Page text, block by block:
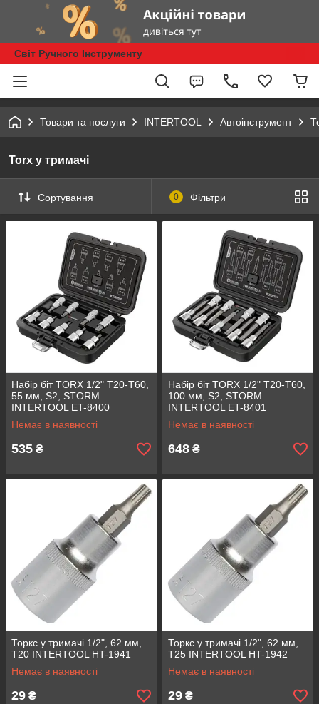
Світ Ручного Інструменту
Товари та послуги INTERTOOL Автоінструмент
Torx у тримачі
Сортування 0 Фільтри
Набір біт TORX 1/2" T20-T60,
55 мм, S2, STORM
INTERTOOL ET-8400
Немає в наявності
535 ₴
Набір біт TORX 1/2" T20-T60,
100 мм, S2, STORM
INTERTOOL ET-8401
Немає в наявності
648 ₴
Торкс у тримачі 1/2", 62 мм,
Т20 INTERTOOL HT-1941
Немає в наявності
29 ₴
Торкс у тримачі 1/2", 62 мм,
Т25 INTERTOOL HT-1942
Немає в наявності
29 ₴